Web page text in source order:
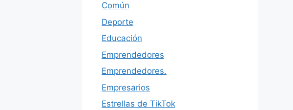
Común
Deporte
Educación
Emprendedores
Emprendedores.
Empresarios
Estrellas de TikTok